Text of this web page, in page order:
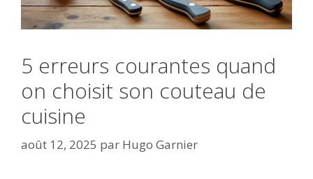
5 erreurs courantes quand
on choisit son couteau de
cuisine
août 12, 2025 par Hugo Garnier